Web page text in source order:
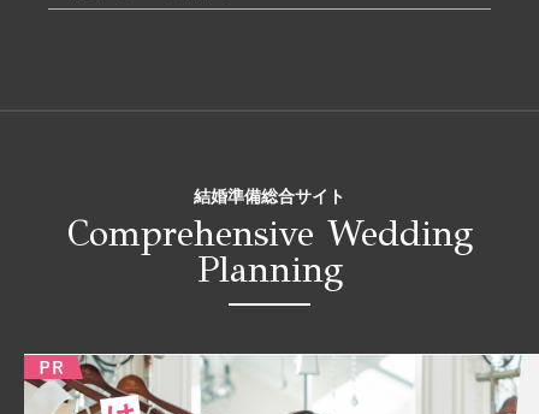
結婚準備総合サイト
Comprehensive Wedding
Planning